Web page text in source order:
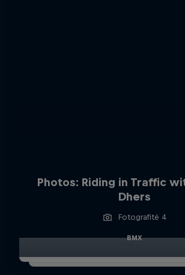
Photos: Riding in Traffic
Dhers
Fotografitë 4
BMX